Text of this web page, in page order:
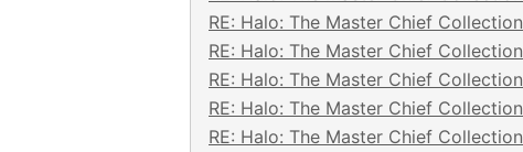
RE: Halo: The Master Chief Collection
RE: Halo: The Master Chief Collection
RE: Halo: The Master Chief Collection
RE: Halo: The Master Chief Collection
RE: Halo: The Master Chief Collection